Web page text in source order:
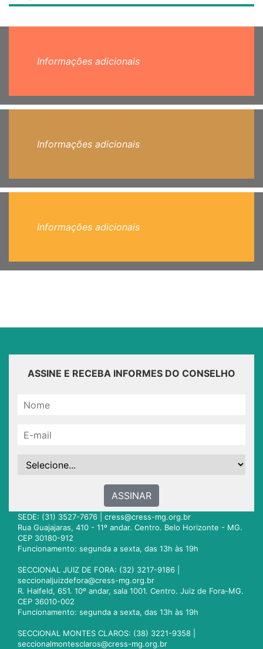
Informações adicionais
Informações adicionais
Informações adicionais
ASSINE E RECEBA INFORMES DO CONSELHO
ASSINAR
SEDE: (31) 3527-7676 | cress@cress-mg.org.br
Rua Guajajaras, 410 - 11º andar. Centro. Belo Horizonte - MG.
CEP 30180-912
Funcionamento: segunda a sexta, das 13h às 19h
SECCIONAL JUIZ DE FORA: (32) 3217-9186 |
seccionaljuizdefora@cress-mg.org.br
R. Halfeld, 651. 10º andar, sala 1001. Centro. Juiz de Fora-MG.
CEP 36010-002
Funcionamento: segunda a sexta, das 13h às 19h
SECCIONAL MONTES CLAROS: (38) 3221-9358 |
seccionalmontesclaros@cress-mg.org.br